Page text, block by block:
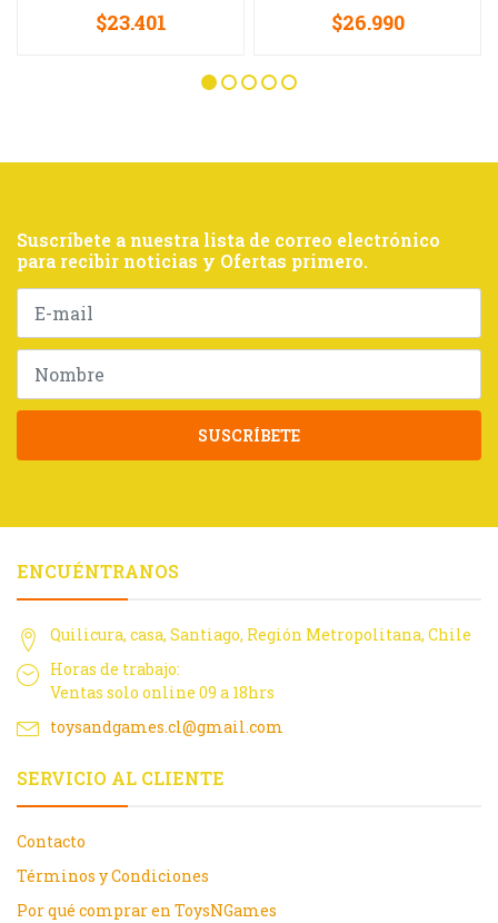
$23.401 $26.990
Suscríbete a nuestra lista de correo electrónico
para recibir noticias y Ofertas primero.
SUSCRÍBETE
ENCUÉNTRANOS
Quilicura, casa, Santiago, Región Metropolitana, Chile
Horas de trabajo:
Ventas solo online 09 a 18hrs
toysandgames.cl@gmail.com
SERVICIO AL CLIENTE
Contacto
Términos y Condiciones
Por qué comprar en ToysNGames